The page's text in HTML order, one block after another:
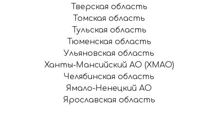
Тверская область
Томская область
Тульская область
Тюменская область
Ульяновская область
Ханты-Мансийский АО (ХМАО)
Челябинская область
Ямало-Ненецкий АО
Ярославская область